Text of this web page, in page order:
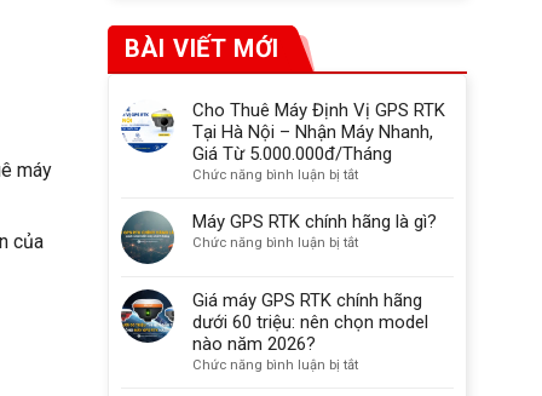
máy
của
BÀI VIẾT MỚI
Cho Thuê Máy Định Vị GPS RTK
Tại Hà Nội – Nhận Máy Nhanh,
Giá Từ 5.000.000đ/Tháng
Chức năng bình luận bị tắtở
Thuê
Máy
GPS
RTK
Hà
Máy GPS RTK chính hãng là gì?
Chức năng bình luận bị tắtở
RTK
chính
là
Giá máy GPS RTK chính hãng
dưới 60 triệu: nên chọn model
nào năm 2026?
Chức năng bình luận bị tắtở